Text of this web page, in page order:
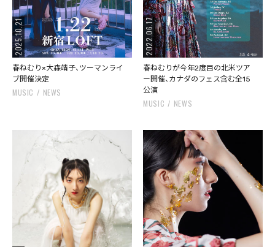
2025.10.21
春ねむり×大森靖子、ツーマンライ
ブ開催決定
MUSIC NEWS
2022.06.17
春ねむりが今年2度目の北米ツア
ー開催、カナダのフェス含む全15
公演
MUSIC NEWS